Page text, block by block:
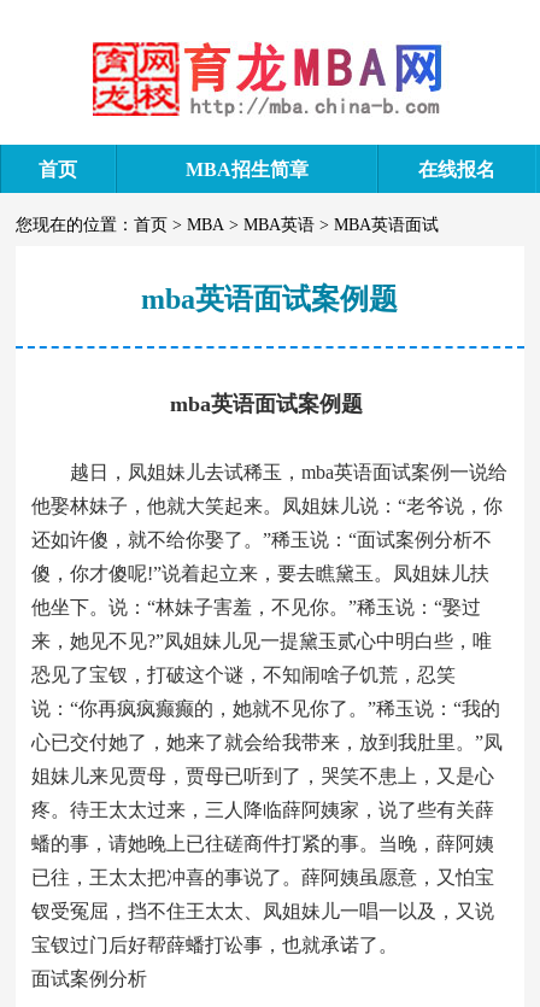
首页 MBA招生简章 在线报名
您现在的位置：首页 >MBA >MBA英语 >MBA英语面试
mba英语面试案例题
mba英语面试案例题
越日，凤姐妹儿去试稀玉，mba英语面试案例一说给
他娶林妹子，他就大笑起来。凤姐妹儿说：“老爷说，你
还如许傻，就不给你娶了。”稀玉说：“面试案例分析不
傻，你才傻呢!”说着起立来，要去瞧黛玉。凤姐妹儿扶
他坐下。说：“林妹子害羞，不见你。”稀玉说：“娶过
来，她见不见?”凤姐妹儿见一提黛玉贰心中明白些，唯
恐见了宝钗，打破这个谜，不知闹啥子饥荒，忍笑
说：“你再疯疯癫癫的，她就不见你了。”稀玉说：“我的
心已交付她了，她来了就会给我带来，放到我肚里。”凤
姐妹儿来见贾母，贾母已听到了，哭笑不患上，又是心
疼。待王太太过来，三人降临薛阿姨家，说了些有关薛
蟠的事，请她晚上已往磋商件打紧的事。当晚，薛阿姨
已往，王太太把冲喜的事说了。薛阿姨虽愿意，又怕宝
钗受冤屈，挡不住王太太、凤姐妹儿一唱一以及，又说
宝钗过门后好帮薛蟠打讼事，也就承诺了。
面试案例分析